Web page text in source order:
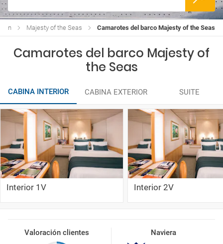
Camarotes del barco Majesty of the Seas
Majesty of the Seas
Camarotes del barco Majesty of
the Seas
CABINA INTERIOR CABINA EXTERIOR SUITE
Interior 1V Interior 2V
Valoración clientes Naviera